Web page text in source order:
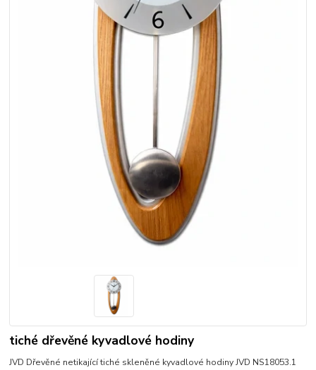
tiché dřevěné kyvadlové hodiny
JVD Dřevěné netikající tiché skleněné kyvadlové hodiny JVD NS18053.1